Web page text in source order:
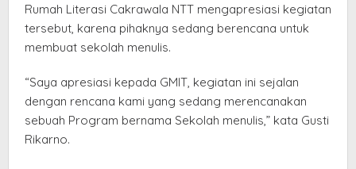
Rumah Literasi Cakrawala NTT mengapresiasi kegiatan
tersebut, karena pihaknya sedang berencana untuk
membuat sekolah menulis.
“Saya apresiasi kepada GMIT, kegiatan ini sejalan
dengan rencana kami yang sedang merencanakan
sebuah Program bernama Sekolah menulis,” kata Gusti
Rikarno.